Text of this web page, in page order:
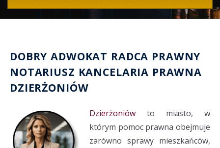
DOBRYADWOKAT RADCA PRAWNY
NOTARIUSZ KANCELARIA PRAWNA
DZIERŻONIÓW
Dzierżoniówto miasto, w
którym pomoc prawna obejmuje
zarówno sprawy mieszkańców,